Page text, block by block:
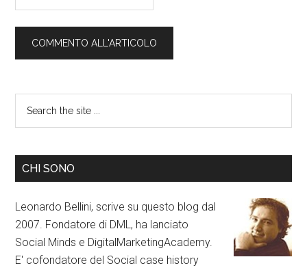
CHI SONO
Leonardo Bellini, scrive su questo blog dal
2007. Fondatore di DML, ha lanciato
Social Minds e DigitalMarketingAcademy.
E' cofondatore del Social case history